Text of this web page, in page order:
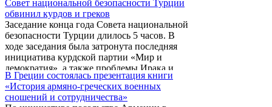
защите граждан Греции Христос Папутцис.
Совет национальной безопасности Турции
обвинил курдов и греков
Заседание конца года Совета национальной
безопасности Турции длилось 5 часов. В
ходе заседания была затронута последняя
инициатива курдской партии «Мир и
демократия», а также проблемы Ирака и
Кипра.
В Греции состоялась презентация книги
«История армяно-греческих военных
сношений и сотрудничества»